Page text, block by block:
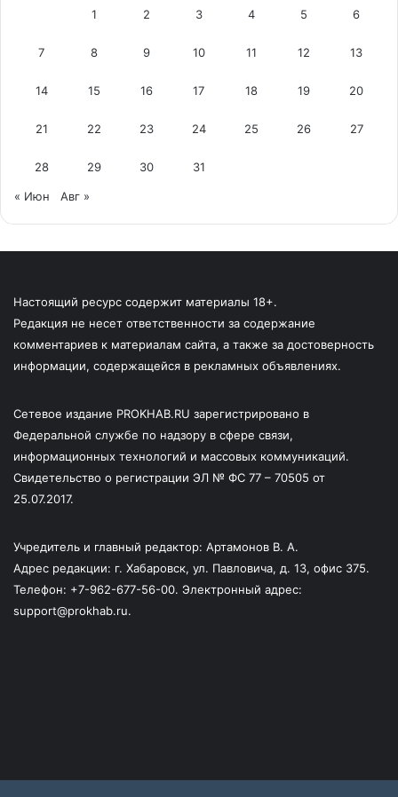
1 2 3 4 5 6
7 8 9 10 11 12 13
14 15 16 17 18 19 20
21 22 23 24 25 26 27
28 29 30 31
« Июн Авг »
Настоящий ресурс содержит материалы 18+.
Редакция не несет ответственности за содержание
комментариев к материалам сайта, а также за достоверность
информации, содержащейся в рекламных объявлениях.
Сетевое издание PROKHAB.RU зарегистрировано в
Федеральной службе по надзору в сфере связи,
информационных технологий и массовых коммуникаций.
Свидетельство о регистрации ЭЛ № ФС 77 – 70505 от
25.07.2017.
Учредитель и главный редактор: Артамонов В. А.
Адрес редакции: г. Хабаровск, ул. Павловича, д. 13, офис 375.
Телефон: +7-962-677-56-00. Электронный адрес:
support@prokhab.ru.